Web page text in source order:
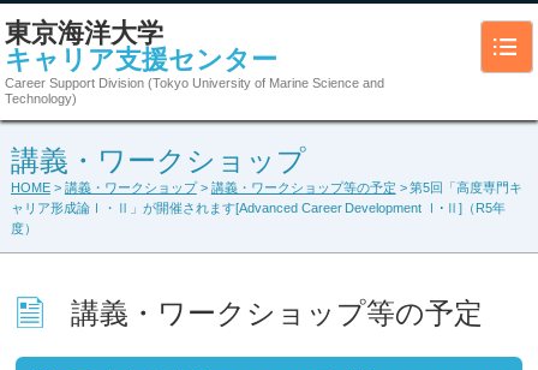
東京海洋大学
キャリア支援センター
Career Support Division (Tokyo University of Marine Science and
Technology)
講義・ワークショップ
HOME> 講義・ワークショップ> 講義・ワークショップ等の予定 > 第5回「高度専門キ
ャリア形成論Ⅰ・Ⅱ」が開催されます[Advanced Career Development Ⅰ･Ⅱ]（R5年
度）
講義・ワークショップ等の予定